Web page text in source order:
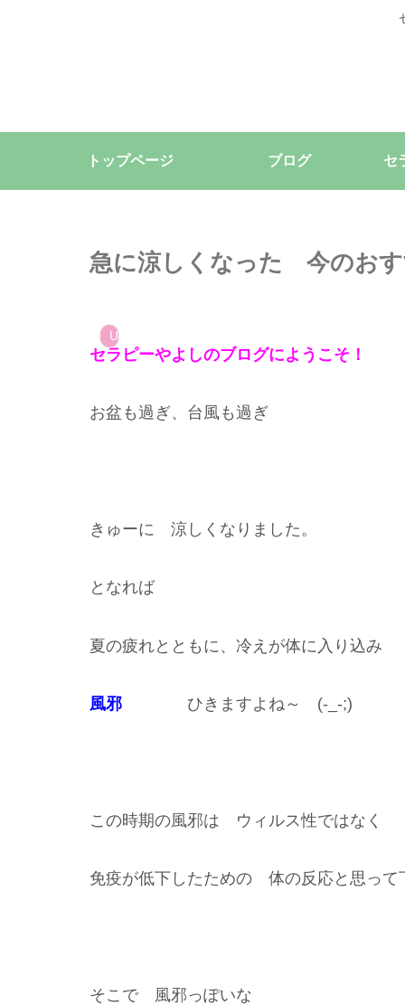
トップページ ブログ セ
急に涼しくなった 今のおす
Uncategorized
セラピーやよしのブログにようこそ！
お盆も過ぎ、台風も過ぎ
きゅーに 涼しくなりました。
となれば
夏の疲れとともに、冷えが体に入り込み
風邪 ひきますよね～ (-_-;)
この時期の風邪は ウィルス性ではなく
免疫が低下したための 体の反応と思って
そこで 風邪っぽいな